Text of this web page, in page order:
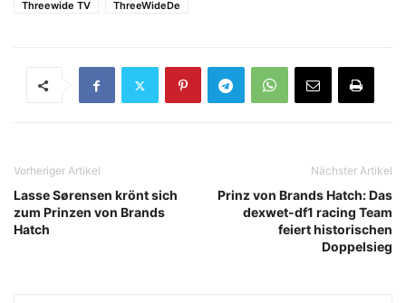
Threewide TV
ThreeWideDe
Vorheriger Artikel
Lasse Sørensen krönt sich
zum Prinzen von Brands
Hatch
Nächster Artikel
Prinz von Brands Hatch: Das
dexwet-df1 racing Team
feiert historischen
Doppelsieg